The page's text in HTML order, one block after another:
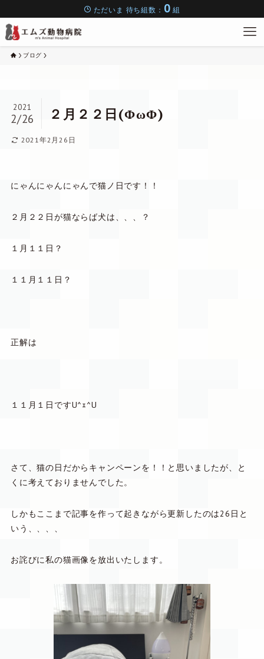
ブログ
２月２２日(ΦωΦ)
2021
2/26
2021年2月26日
にゃんにゃんにゃんで猫ノ日です！！
２月２２日が猫ならば犬は、、、？
１月１１日？
１１月１１日？
正解は
１１月１日ですU^ｪ^U
さて、猫の日だからキャンペーンを！！と思いましたが、と
くに考えておりませんでした。
しかもここまで記事を作って起きながら更新したのは26日と
いう、、、、
お詫びに私の猫画像を放出いたします。
ただいま 待ち組数： 0 組